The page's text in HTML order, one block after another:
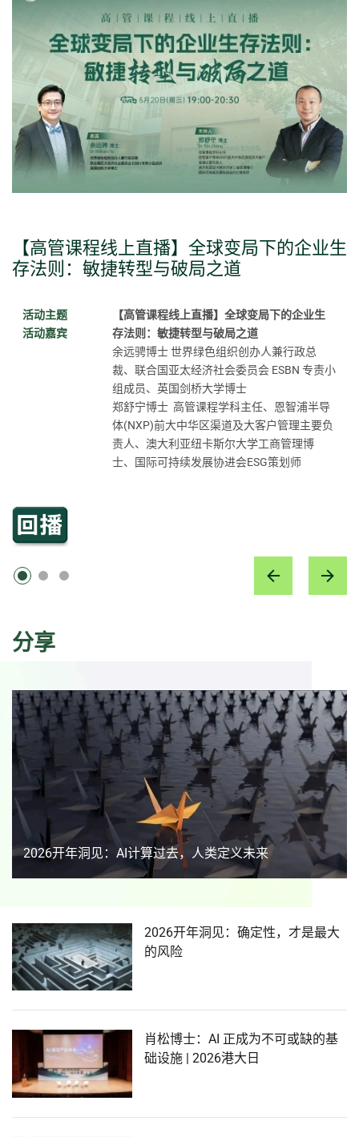
【高管课程线上直播】全球变局下的企业生
存法则：敏捷转型与破局之道
活动主题
活动嘉宾
【高管课程线上直播】全球变局下的企业生
存法则：敏捷转型与破局之道
余远骋博士 世界绿色组织创办人兼行政总
裁、联合国亚太经济社会委员会 ESBN 专责小
组成员、英国剑桥大学博士
郑舒宁博士 高管课程学科主任、恩智浦半导
体(NXP)前大中华区渠道及大客户管理主要负
责人、澳大利亚纽卡斯尔大学工商管理博
士、国际可持续发展协进会ESG策划师
【高管课程线上直播】学者讲堂·对话斯坦
福学者：AI驱动长寿医疗
活动主题
活动嘉宾
【高管课程线上直播】学者讲堂·对话斯坦福
学者：AI驱动长寿医疗
周慧君教授 斯坦福大学客座教授、AI 长寿医
学与东西方整合医学领军人物
黄凌娟女士 香港大学中国商业学院课程主任
【高管课程线上直播】学者讲堂·对话哈佛
学者：健康产业的未来，创新、商业与下一
活动主题
【高管课程线上直播】学者讲堂·对话哈佛学
者：健康产业的未来，创新、商业与下一个
财富机会
李莉博士 哈佛大学哈佛医学院遗传学系研究
员、GLife的创始人兼首席执行官
黄凌娟女士 香港大学中国商业学院课程主任
分享
2026开年洞见：AI计算过去，人类定义未来
2026开年洞见：确定性，才是最大
的风险
肖松博士：AI 正成为不可或缺的基
础设施 | 2026港大日